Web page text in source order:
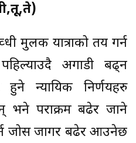
मुलक यात्राको तय गर्न
अगाडी बढ्न
न्यायिक निर्णयहरु
भने पराक्रम बढेर जाने
जोस जागर बढेर आउनेछ